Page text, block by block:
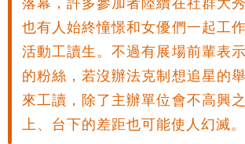
法官都怒了：相當噁心
桃園復興宣布今停班課！
次看
慈濟遭詐10億 他點名顏
錯有那麼難嗎？
颱風相當有感！海警持續
雨這時才變小
五月天冠佑20歲女兒「遭AI
也有人始終憧憬和女優們一起工
活動工讀生。不過有展場前輩表
的粉絲，若沒辦法克制想追星的
來工讀，除了主辦單位會不高興
上、台下的差距也可能使人幻滅。